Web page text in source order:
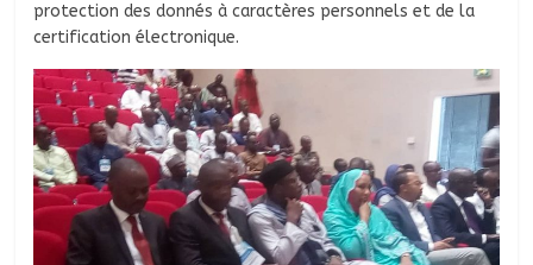
protection des donnés à caractères personnels et de la
certification électronique.